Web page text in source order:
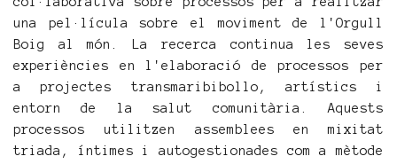
una pel·lícula sobre el moviment de l'Orgull
Boig al món. La recerca continua les seves
experiències en l'elaboració de processos per
a projectes transmaribibollo, artístics i
entorn de la salut comunitària. Aquests
processos utilitzen assemblees en mixitat
triada, íntimes i autogestionades com a mètode